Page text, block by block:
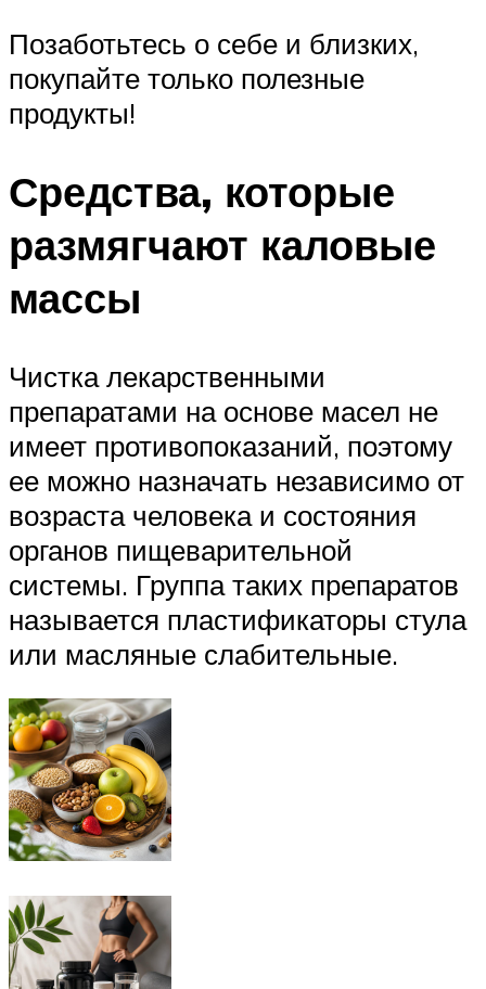
Позаботьтесь о себе и близких,
покупайте только полезные
продукты!
Средства, которые
размягчают каловые
массы
Чистка лекарственными
препаратами на основе масел не
имеет противопоказаний, поэтому
ее можно назначать независимо от
возраста человека и состояния
органов пищеварительной
системы. Группа таких препаратов
называется пластификаторы стула
или масляные слабительные.